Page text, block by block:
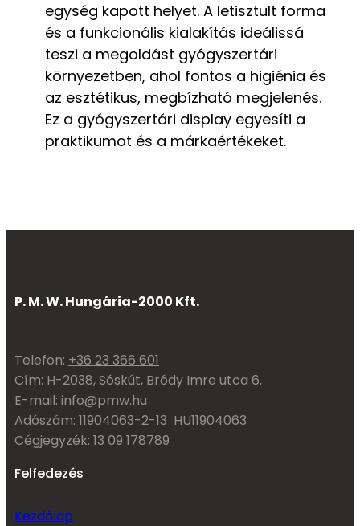
egység kapott helyet. A letisztult forma
és a funkcionális kialakítás ideálissá
teszi a megoldást gyógyszertári
környezetben, ahol fontos a higiénia és
az esztétikus, megbízható megjelenés.
Ez a gyógyszertári display egyesíti a
praktikumot és a márkaértékeket.
P. M. W. Hungária-2000 Kft.
Telefon: +36 23 366 601
Cím: H-2038, Sóskút, Bródy Imre utca 6.
E-mail: info@pmw.hu
Adószám: 11904063-2-13 HU11904063
Cégjegyzék: 13 09 178789
Felfedezés
Kezdőlap